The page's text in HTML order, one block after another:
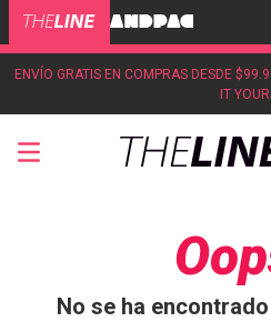
ENVÍO GRATIS EN COMPRAS DESDE
IT
No se ha